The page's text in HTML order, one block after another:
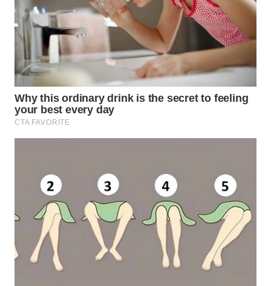
WN
NIAS
WN
LANGKAT
WN
TAPANULI
TANJUNG
LESUNG
WN
KARO
WN